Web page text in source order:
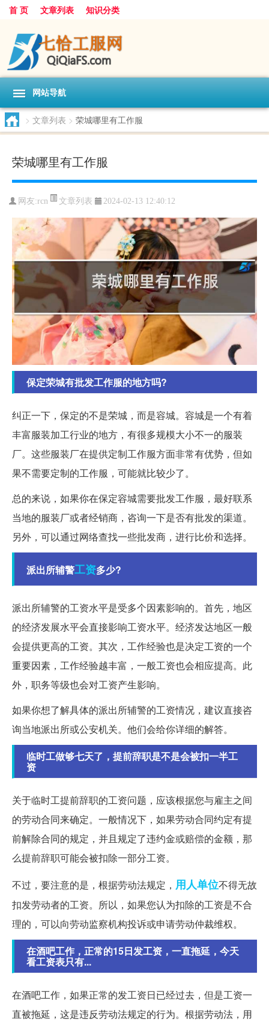
首 页 文章列表 知识分类
网站导航
> 文章列表 > 荣城哪里有工作服
荣城哪里有工作服
网友:rcn 文章列表 2024-02-13 12:40:12
保定荣城有批发工作服的地方吗?
纠正一下，保定的不是荣城，而是容城。容城是一个有着
丰富服装加工行业的地方，有很多规模大小不一的服装
厂。这些服装厂在提供定制工作服方面非常有优势，但如
果不需要定制的工作服，可能就比较少了。
总的来说，如果你在保定容城需要批发工作服，最好联系
当地的服装厂或者经销商，咨询一下是否有批发的渠道。
另外，可以通过网络查找一些批发商，进行比价和选择。
派出所辅警工资多少?
派出所辅警的工资水平是受多个因素影响的。首先，地区
的经济发展水平会直接影响工资水平。经济发达地区一般
会提供更高的工资。其次，工作经验也是决定工资的一个
重要因素，工作经验越丰富，一般工资也会相应提高。此
外，职务等级也会对工资产生影响。
如果你想了解具体的派出所辅警的工资情况，建议直接咨
询当地派出所或公安机关。他们会给你详细的解答。
临时工做够七天了，提前辞职是不是会被扣一半工
资
关于临时工提前辞职的工资问题，应该根据您与雇主之间
的劳动合同来确定。一般情况下，如果劳动合同约定有提
前解除合同的规定，并且规定了违约金或赔偿的金额，那
么提前辞职可能会被扣除一部分工资。
不过，要注意的是，根据劳动法规定， 用人单位不得无故
扣发劳动者的工资。所以，如果您认为扣除的工资是不合
理的，可以向劳动监察机构投诉或申请劳动仲裁维权。
在酒吧工作，正常的15日发工资，一直拖延，今天
看工资表只有...
在酒吧工作，如果正常的发工资日已经过去，但是工资一
直被拖延，这是违反劳动法规定的行为。根据劳动法，用